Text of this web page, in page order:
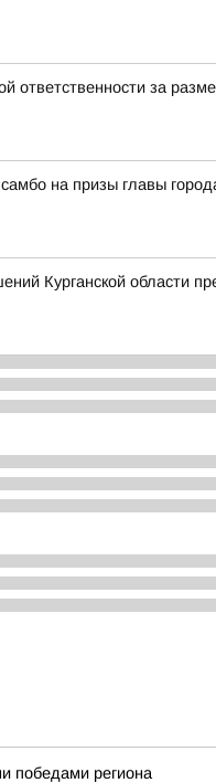
ответственности за
на призы главы
Курганской области
победами региона